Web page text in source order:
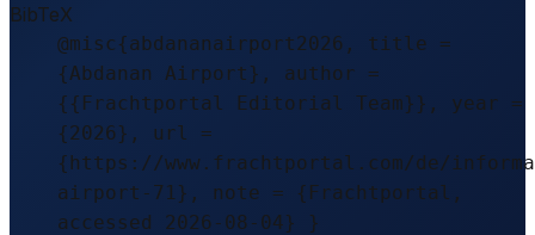
BibTeX
@misc{abdananairport2026, title =
{Abdanan Airport}, author =
{{Frachtportal Editorial Team}}, year =
{2026}, url =
{https://www.frachtportal.com/de/
airport-71}, note = {Frachtportal,
accessed 2026-08-04} }